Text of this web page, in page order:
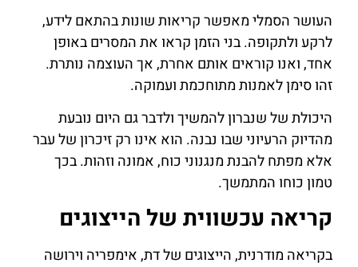
העושר הסמלי מאפשר קריאות שונות בהתאם לידע,
לרקע ולתקופה. בני הזמן קראו את המסרים באופן
אחד, ואנו קוראים אותם אחרת, אך העוצמה נותרת.
זהו סימן לאמנות מתוחכמת ועמוקה.
היכולת של שנברון להמשיך ולדבר גם היום נובעת
מהדיוק הרעיוני שבו נבנה. הוא אינו רק זיכרון של עבר
אלא מפתח להבנת מנגנוני כוח, אמונה וזהות. בכך
טמון כוחו המתמשך.
קריאה עכשווית של הייצוגים
בקריאה מודרנית, הייצוגים של דת, אימפריה וירושה